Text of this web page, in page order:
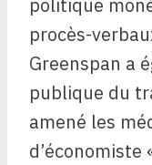
politique
procès-
Greenspan a
publique du
amené les
d’économiste